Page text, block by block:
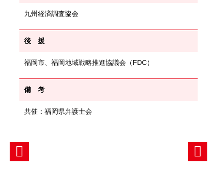
九州経済調査協会
後 援
福岡市、福岡地域戦略推進協議会（FDC）
備 考
共催：福岡県弁護士会